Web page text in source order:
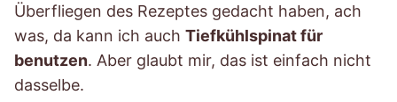
Überfliegen des Rezeptes gedacht haben, ach
was, da kann ich auch Tiefkühlspinat für
benutzen. Aber glaubt mir, das ist einfach nicht
dasselbe.